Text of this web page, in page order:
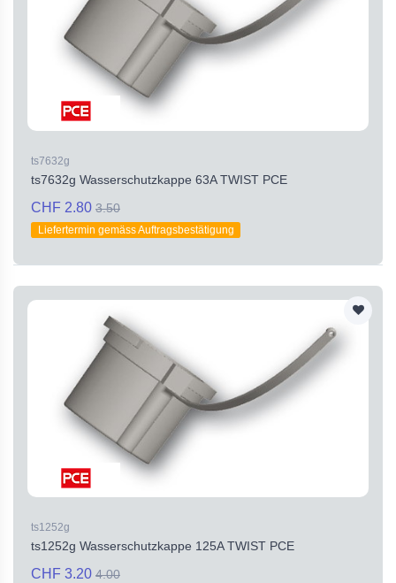
ts7632g
ts7632g Wasserschutzkappe 63A TWIST PCE
CHF 2.80 3.50
Liefertermin gemäss Auftragsbestätigung
ts1252g
ts1252g Wasserschutzkappe 125A TWIST PCE
CHF 3.20 4.00